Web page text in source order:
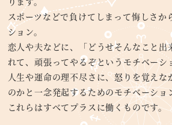
スポーツなどで負けてしまって悔しさ
ション。
恋人や夫などに、「どうせそんなこと出
れて、頑張ってやるぞというモチベーシ
人生や運命の理不尽さに、怒りを覚えな
のかと一念発起するためのモチベーショ
これらはすべてプラスに働くものです。